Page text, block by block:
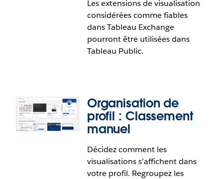
dimensions de votre choix et prendre des décisions
plus éclairées. Affichez des dimensions
supplémentaires ou appliquez des exclusions pour
double-cliquer sur les résultats.
Les extensions de visualisation
considérées comme fiables
dans Tableau Exchange
pourront être utilisées dans
Tableau Public.
Extensions de visualisations fiables
sur Tableau Public
Organisation de
profil : Classement
manuel
Décidez comment les
visualisations s’affichent dans
votre profil. Regroupez les